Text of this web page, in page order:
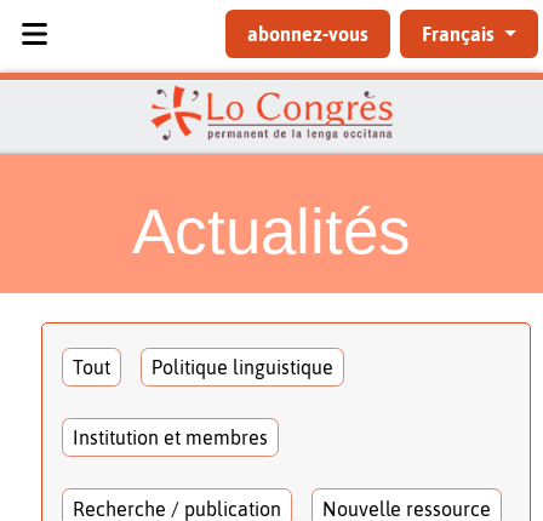
abonnez-vous Français
Actualités
Tout Politique linguistique
Institution et membres
Recherche / publication Nouvelle ressource